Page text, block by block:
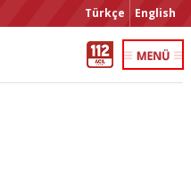
Türkçe English